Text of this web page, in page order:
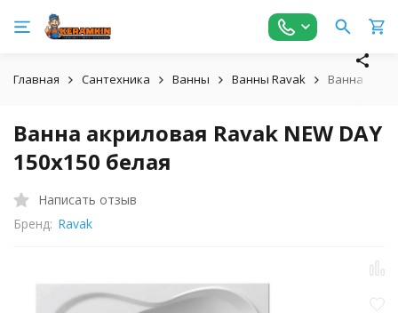
Главная Сантехника Ванны Ванны Ravak Ванна
Ванна акриловая Ravak NEW DAY
150x150 белая
Написать отзыв
Бренд: Ravak